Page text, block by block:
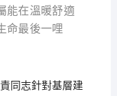
能在溫暖舒適
命最後一哩
同志針對基層建